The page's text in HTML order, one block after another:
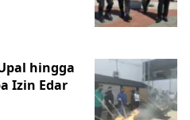
hingga
Izin Edar